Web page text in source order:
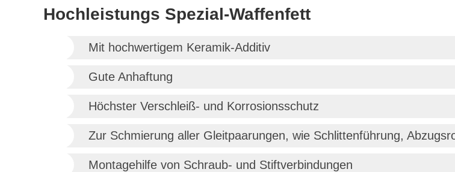
Hochleistungs Spezial-Waffenfett
Mit hochwertigem Keramik-Additiv
Gute Anhaftung
Höchster Verschleiß- und Korrosionsschutz
Zur Schmierung aller Gleitpaarungen, wie Schlittenführung,
Montagehilfe von Schraub- und Stiftverbindungen